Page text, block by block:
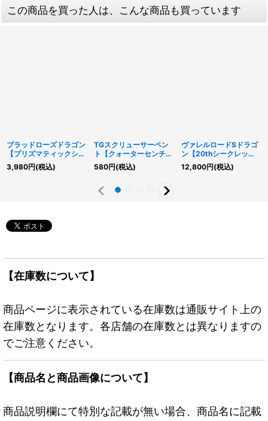
この商品を買った人は、こんな商品も買っています
ブラッドローズドラゴン
【プリズマティックシー
クレット】{LIOV-
JP035}《シンクロ》
3,980円(税込)
TGスクリューサーペン
ト【クォーターセンチュ
リーシークレット】
{QCCP-JP037}《モン
580円(税込)
ヴァレルロードSドラゴ
ン【20thシークレッ
ト】{SAST-JP037}
《シンクロ》
12,800円(税込)
【在庫数について】
商品ページに表示されている在庫数は通販サイト上の
在庫数となります。各店舗の在庫数とは異なりますの
でご注意ください。
【商品名と商品画像について】
商品説明欄にて特別な記載が無い場合、商品名に記載